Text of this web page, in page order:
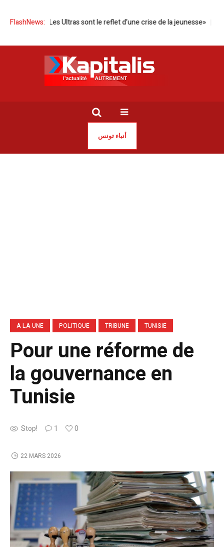
FlashNews:
|​ «Les Ultras sont le reflet d’une crise de la jeunesse» Tunis |
أنباء تونس
A LA UNE POLITIQUE TRIBUNE TUNISIE
Pour une réforme de
la gouvernance en
Tunisie
Stop! 1 0
22 MARS 2026